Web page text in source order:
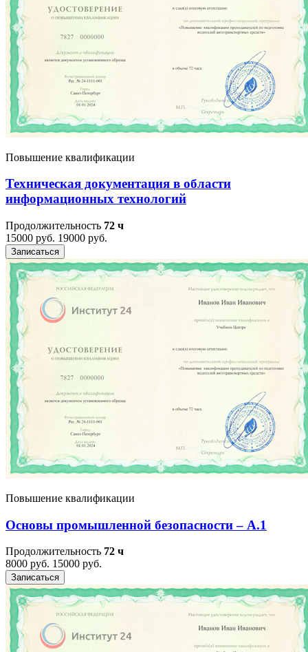
Повышение квалификации
Техническая документация в области
информационных технологий
Продолжительность 72 ч
15000 руб. 19000 руб.
Записаться
Повышение квалификации
Основы промышленной безопасности – A.1
Продолжительность 72 ч
8000 руб. 15000 руб.
Записаться